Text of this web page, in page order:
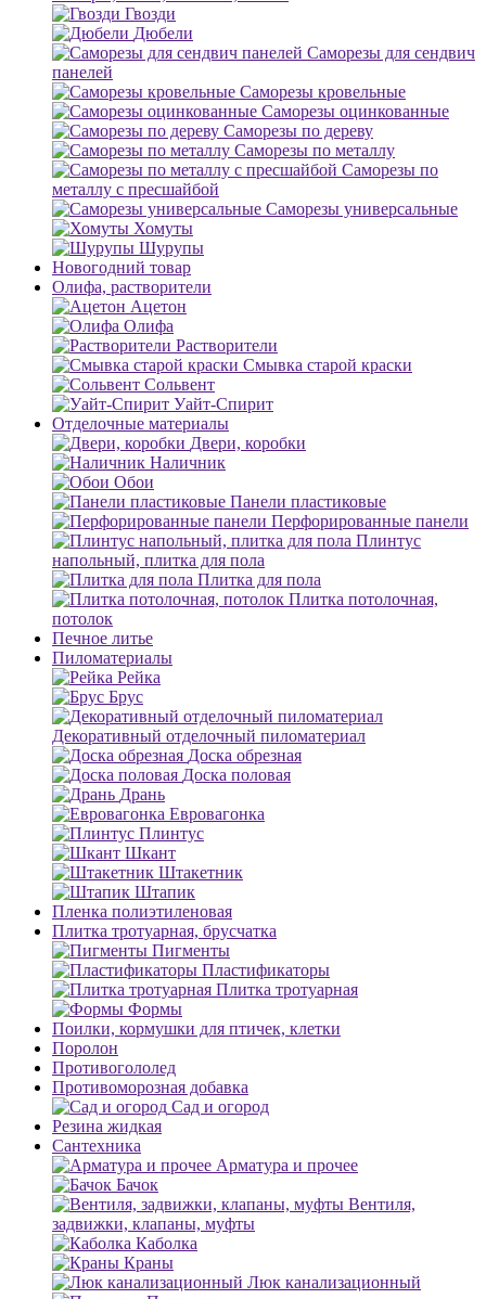
Гвозди
Дюбели
Саморезы для сендвич
панелей
Саморезы кровельные
Саморезы оцинкованные
Саморезы по дереву
Саморезы по металлу
Саморезы по
металлу с пресшайбой
Саморезы универсальные
Хомуты
Шурупы
Новогодний товар
Олифа, растворители
Ацетон
Олифа
Растворители
Смывка старой краски
Сольвент
Уайт-Спирит
Отделочные материалы
Двери, коробки
Наличник
Обои
Панели пластиковые
Перфорированные панели
Плинтус
напольный, плитка для пола
Плитка для пола
Плитка потолочная,
потолок
Печное литье
Пиломатериалы
Рейка
Брус
Декоративный отделочный пиломатериал
Доска обрезная
Доска половая
Дрань
Евровагонка
Плинтус
Шкант
Штакетник
Штапик
Пленка полиэтиленовая
Плитка тротуарная, брусчатка
Пигменты
Пластификаторы
Плитка тротуарная
Формы
Поилки, кормушки для птичек, клетки
Поролон
Противогололед
Противоморозная добавка
Сад и огород
Резина жидкая
Сантехника
Арматура и прочее
Бачок
Вентиля,
задвижки, клапаны, муфты
Каболка
Краны
Люк канализационный